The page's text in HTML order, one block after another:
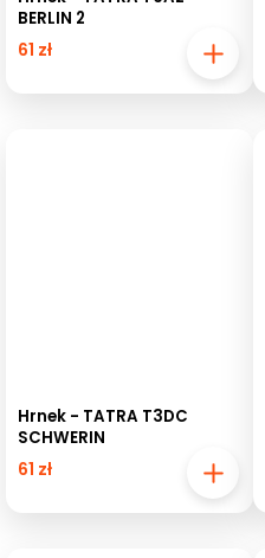
BERLIN 2
61 zł
Hrnek - TATRA T3DC
SCHWERIN
61 zł